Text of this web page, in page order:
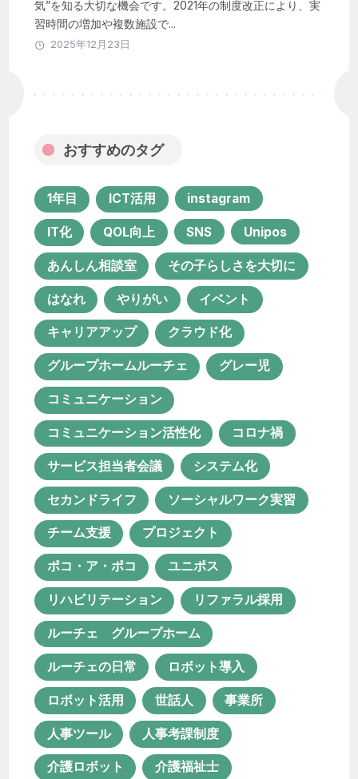
やりがい イベント
サービス担当者会議 システム化
セカンドライフ
ソーシャルワーク実習 チーム支援
プロジェクト ポコ・ア・ポコ
ユニポス リハビリテーション
リファラル採用
ルーチェ グループホーム
ルーチェの日常 ロボット導入
ロボット活用 世話人 事業所
人事ツール 人事考課制度
介護ロボット 介護福祉士
仕事の醍醐味 余暇活動
保育士資格が活かせる職業
保育所等訪問支援 働き方改革
働き甲斐 児童発達支援
児童発達支援・放課後等デイサービス
児童発達支援管理責任者
共同生活援助 医療×福祉
気”を知る大切な機会です。2021年の制度改正により、実
習時間の増加や複数施設で...
2025年12月23日
おすすめのタグ
1年目 ICT活用 instagram
IT化 QOL向上 SNS Unipos
あんしん相談室 その子らしさを大切に
はなれ やりがい イベント
キャリアアップ クラウド化
グループホームルーチェ グレー児
コミュニケーション
コミュニケーション活性化 コロナ禍
サービス担当者会議 システム化
セカンドライフ ソーシャルワーク実習
チーム支援 プロジェクト
ポコ・ア・ポコ ユニポス
リハビリテーション リファラル採用
ルーチェ グループホーム
ルーチェの日常 ロボット導入
ロボット活用 世話人 事業所
人事ツール 人事考課制度
介護ロボット 介護福祉士